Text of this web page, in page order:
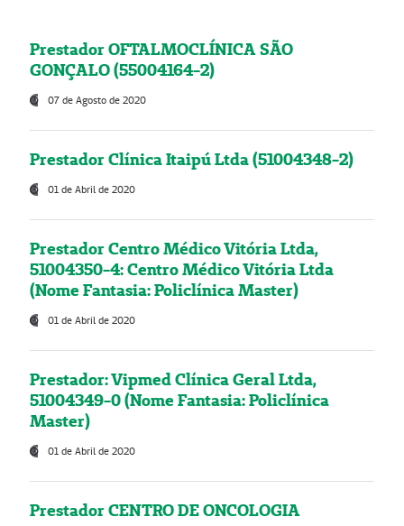
Prestador OFTALMOCLÍNICA SÃO
GONÇALO (55004164-2)
07 de Agosto de 2020
Prestador Clínica Itaipú Ltda (51004348-2)
01 de Abril de 2020
Prestador Centro Médico Vitória Ltda,
51004350-4: Centro Médico Vitória Ltda
(Nome Fantasia: Policlínica Master)
01 de Abril de 2020
Prestador: Vipmed Clínica Geral Ltda,
51004349-0 (Nome Fantasia: Policlínica
Master)
01 de Abril de 2020
Prestador CENTRO DE ONCOLOGIA